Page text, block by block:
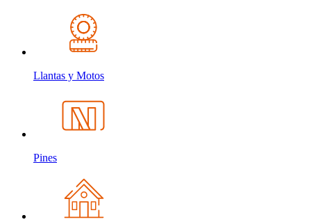
Llantas y Motos
Pines